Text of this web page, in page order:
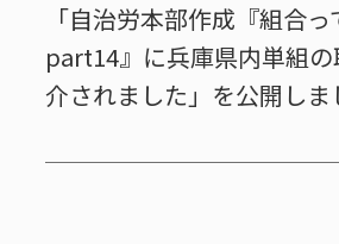
「自治労本部作成『組合
part14』に兵庫県内単組
介されました」を公開しま